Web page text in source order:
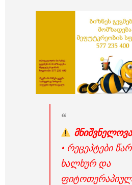
• რეცეპტები
ხალხურ და